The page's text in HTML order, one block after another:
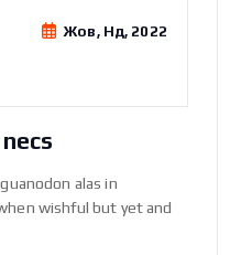
Жов, Нд, 2022
alas in
wishful but yet and